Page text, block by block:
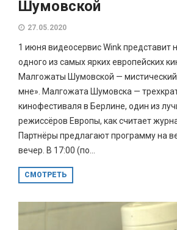
Шумовской
27.05.2020
1 июня видеосервис Wink представит
одного из самых ярких европейских
Малгожаты Шумовской — мистический
мне». Малгожата Шумовска —
кинофестиваля в Берлине, один из
режиссёров Европы, как считает
Партнёры предлагают программу на
вечер. В 17:00 (по...
СМОТРЕТЬ